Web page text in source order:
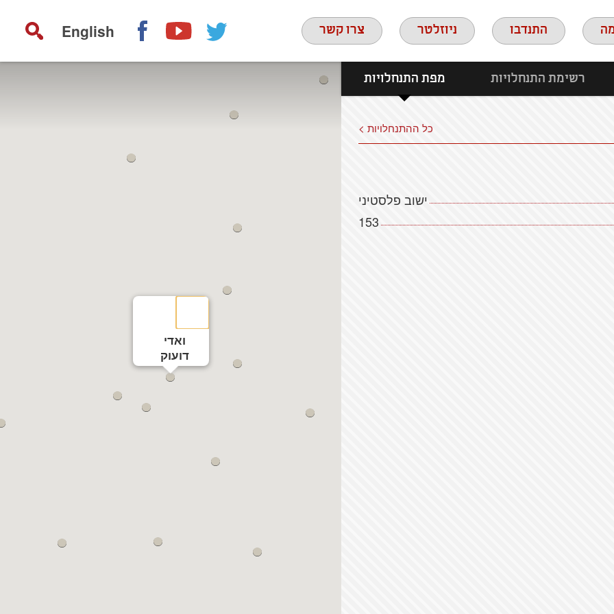
התנדבו ניוזלטר צרו קשר English
רשימת התנחלויות מפת התנחלויות
כל ההתנחלויות >
ישוב פלסטיני
153
ואדי
דועוק